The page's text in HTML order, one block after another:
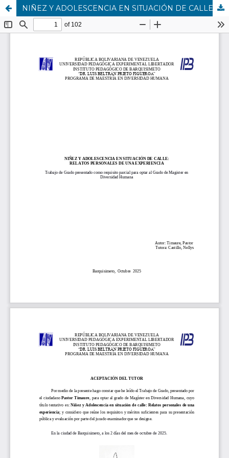
NIÑEZ Y ADOLESCENCIA EN SITUACIÓN DE CALLE: RELATOS PERSONALES DE UNA EXPERIENCIA